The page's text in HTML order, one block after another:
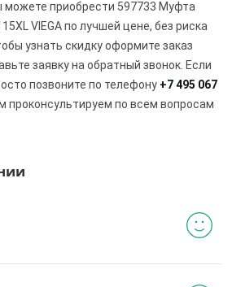
можете приобрести 597733 Муфта
VIEGA по лучшей цене, без риска
узнать скидку оформите заказ
заявку на обратный звонок. Если
позвоните по телефону +7 495 067
проконсультируем по всем вопросам